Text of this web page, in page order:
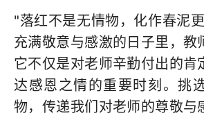
"落红不是无情物，化作春泥
充满敬意与感激的日子里，教
它不仅是对老师辛勤付出的肯
达感恩之情的重要时刻。挑
物，传递我们对老师的尊敬与